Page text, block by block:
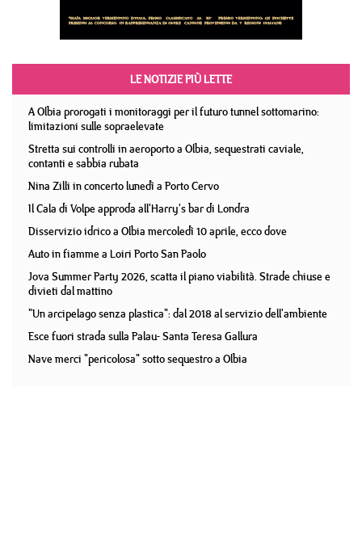
LE NOTIZIE PIÙ LETTE
A Olbia prorogati i monitoraggi per il futuro tunnel sottomarino:
limitazioni sulle sopraelevate
Stretta sui controlli in aeroporto a Olbia, sequestrati caviale,
contanti e sabbia rubata
Nina Zilli in concerto lunedì a Porto Cervo
Il Cala di Volpe approda all'Harry's bar di Londra
Disservizio idrico a Olbia mercoledì 10 aprile, ecco dove
Auto in fiamme a Loiri Porto San Paolo
Jova Summer Party 2026, scatta il piano viabilità. Strade chiuse e
divieti dal mattino
"Un arcipelago senza plastica": dal 2018 al servizio dell'ambiente
Esce fuori strada sulla Palau- Santa Teresa Gallura
Nave merci "pericolosa" sotto sequestro a Olbia